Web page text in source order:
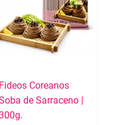
Fideos Coreanos
de Sarraceno |